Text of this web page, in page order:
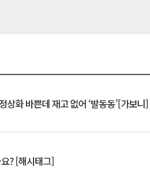
화 바쁜데 재고 없어 ‘발동동’[가보니]
? [해시태그]